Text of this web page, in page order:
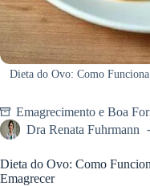
Dieta do Ovo: Como
Emagrecimento e Boa
Dra Renata Fuhrmann
Dieta do Ovo: Como
Emagrecer